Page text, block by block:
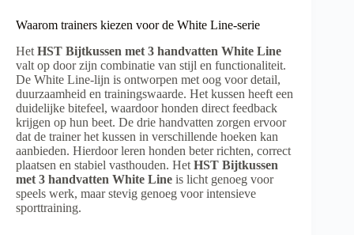
Waarom trainers kiezen voor de White Line-serie
Het HST Bijtkussen met 3 handvatten White Line
valt op door zijn combinatie van stijl en functionaliteit.
De White Line-lijn is ontworpen met oog voor detail,
duurzaamheid en trainingswaarde. Het kussen heeft een
duidelijke bitefeel, waardoor honden direct feedback
krijgen op hun beet. De drie handvatten zorgen ervoor
dat de trainer het kussen in verschillende hoeken kan
aanbieden. Hierdoor leren honden beter richten, correct
plaatsen en stabiel vasthouden. Het HST Bijtkussen
met 3 handvatten White Line is licht genoeg voor
speels werk, maar stevig genoeg voor intensieve
sporttraining.